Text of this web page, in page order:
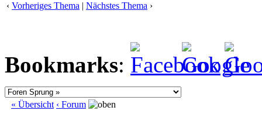
‹ Vorheriges Thema | Nächstes Thema ›
Bookmarks:
« Übersicht ‹ Forum